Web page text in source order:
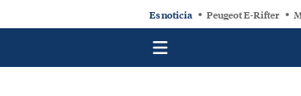
Es noticia Peugeot E-Rifter